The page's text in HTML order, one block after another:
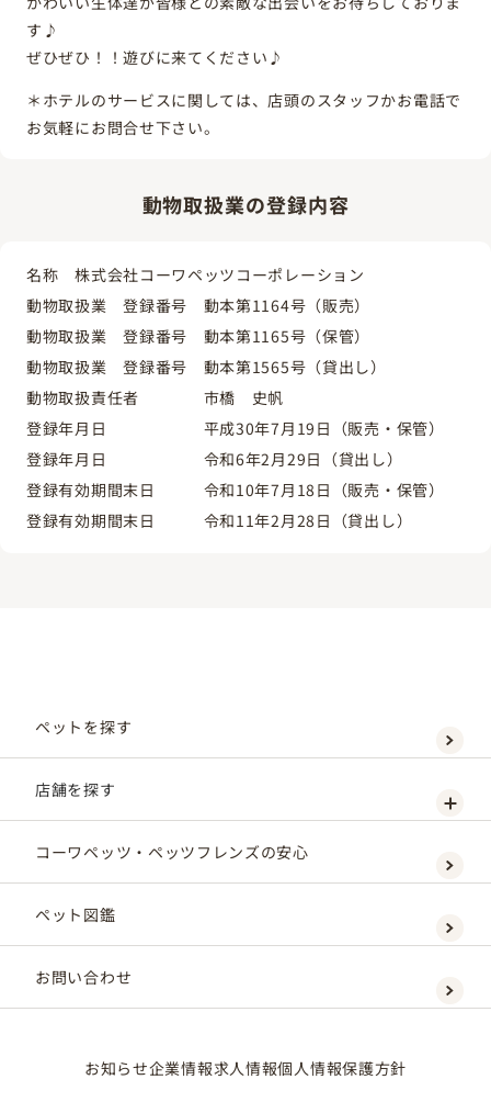
す♪
ぜひぜひ！！遊びに来てください♪
＊ホテルのサービスに関しては、店頭のスタッフかお電話で
お気軽にお問合せ下さい。
動物取扱業の登録内容
名称 株式会社コーワペッツコーポレーション
動物取扱業 登録番号 動本第1164号（販売）
動物取扱業 登録番号 動本第1165号（保管）
動物取扱業 登録番号 動本第1565号（貸出し）
動物取扱責任者 市橋 史帆
登録年月日 平成30年7月19日（販売・保管）
登録年月日 令和6年2月29日（貸出し）
登録有効期間末日 令和10年7月18日（販売・保管）
登録有効期間末日 令和11年2月28日（貸出し）
ペットを探す
店舗を探す
コーワペッツ・ペッツフレンズの安心
ペット図鑑
お問い合わせ
お知らせ企業情報求人情報個人情報保護方針